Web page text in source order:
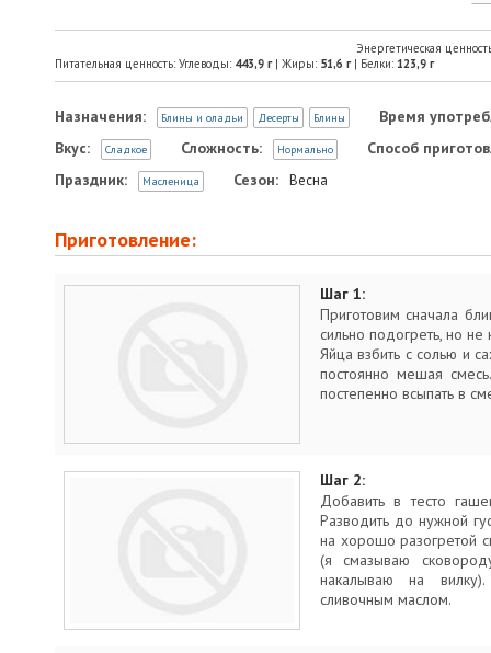
Энергетическая
Питательная ценность: Углеводы: 443,9 г| Жиры: 51,6 г| Белки: 123,9 г
Назначения: Блины и оладьи Десерты Блины
Время
Вкус:
Сладкое Сложность: Нормально
Способ
Праздник:
Масленица Сезон: Весна
Приготовление:
Шаг 1:
Приготовим сначала
сильно подогреть, но не
Яйца взбить с солью и
постоянно мешая
постепенно всыпать в
Шаг 2:
Добавить в тесто
Разводить до нужной
на хорошо разогретой
(я смазываю
накалываю на
сливочным маслом.